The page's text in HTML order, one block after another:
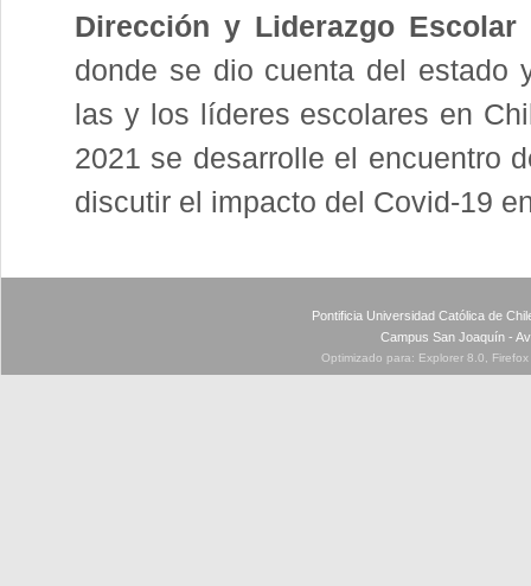
Dirección y Liderazgo Escolar
donde se dio cuenta del estado
las y los líderes escolares en
2021 se desarrolle el encuentro
discutir el impacto del Covid-19
Pontificia Universidad Católica de
Campus San Joaquín -
Optimizado para: Explorer 8.0,